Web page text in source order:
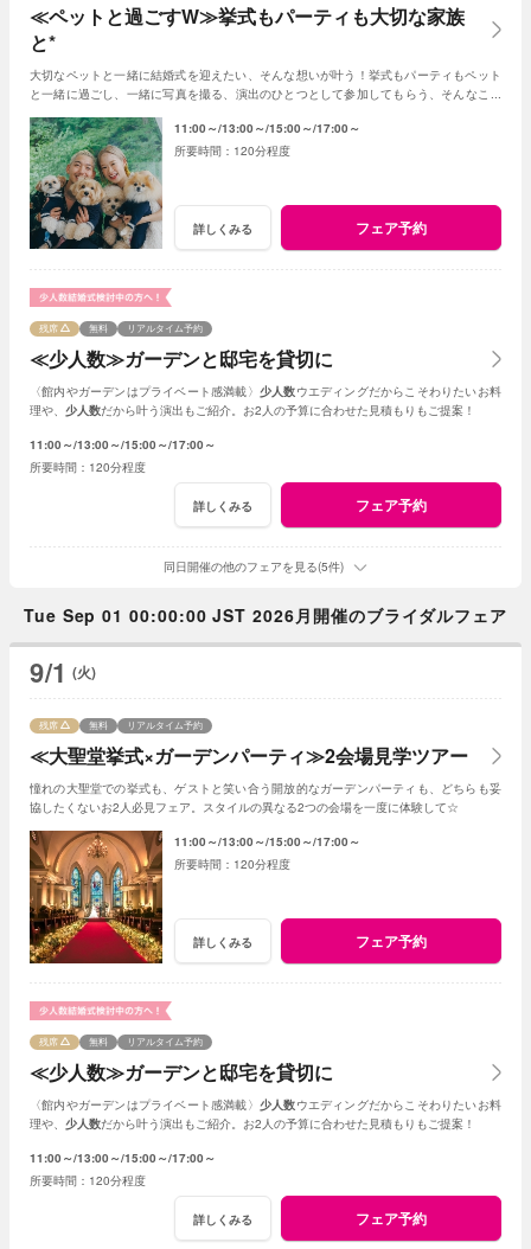
≪ペットと過ごすW≫挙式もパーティも大切な家族
と*
大切なペットと一緒に結婚式を迎えたい、そんな想いが叶う！挙式もパーティもペット
と一緒に過ごし、一緒に写真を撮る、演出のひとつとして参加してもらう、そんなこと
11:00～ 13:00～ 15:00～ 17:00～
120分程度
詳しくみる フェア予約
≪少人数≫ガーデンと邸宅を貸切に
残席 無料 リアルタイム予約
〈館内やガーデンはプライベート感満載〉 少人数ウエディングだからこそわりたいお料
理や、 少人数だから叶う演出もご紹介。お2人の予算に合わせた見積もりもご提案！
11:00～ 13:00～ 15:00～ 17:00～
120分程度
詳しくみる フェア予約
同日開催の他のフェアを見る(5件)
Tue Sep 01 00:00:00 JST 2026月開催のブライダルフェア
9/1 (火)
≪大聖堂挙式×ガーデンパーティ≫2会場見学ツアー
残席 無料 リアルタイム予約
憧れの大聖堂での挙式も、ゲストと笑い合う開放的なガーデンパーティも、どちらも妥
協したくないお2人必見フェア。スタイルの異なる2つの会場を一度に体験して☆
11:00～ 13:00～ 15:00～ 17:00～
120分程度
詳しくみる フェア予約
≪少人数≫ガーデンと邸宅を貸切に
残席 無料 リアルタイム予約
〈館内やガーデンはプライベート感満載〉 少人数ウエディングだからこそわりたいお料
理や、 少人数だから叶う演出もご紹介。お2人の予算に合わせた見積もりもご提案！
11:00～ 13:00～ 15:00～ 17:00～
120分程度
詳しくみる フェア予約